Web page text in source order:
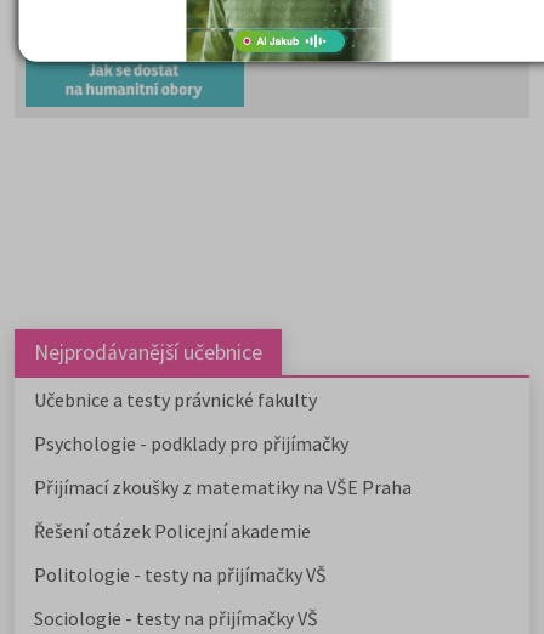
zahrnují programy zaměřené na
člověka, společnost, kulturu,
vzdělávání i komunikaci.
dále v nabídce na 9 soukromých
můžete studovat na 9
fakultách, dvou institutech a
vysokých školách od uměleckých
po ekonomické či technické.
Pedagogicky zaměřené obory
nabízejí také soukromé vysoké
školy.
zaměřené obory a
uvádíme v samostatném článku.
Chystáte se na humanitní
Nejprodávanější učebnice
Učebnice a testy právnické fakulty
Psychologie - podklady pro přijímačky
Přijímací zkoušky z matematiky na VŠE Praha
Řešení otázek Policejní akademie
Politologie - testy na přijímačky VŠ
Sociologie - testy na přijímačky VŠ